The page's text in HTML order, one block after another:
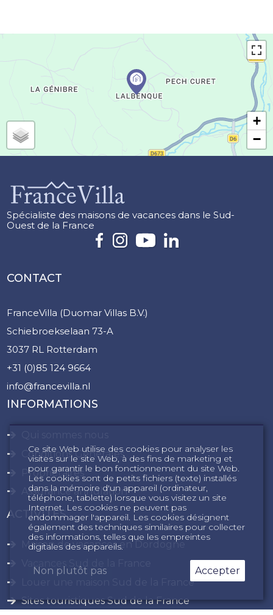
+
−
Spécialiste des maisons de vacances dans le Sud-
Ouest de la France
CONTACT
FranceVilla (Duomar Villas B.V.)
Schiebroekselaan 73-A
3037 RL Rotterdam
+31 (0)85 124 9664
info@francevilla.nl
INFORMATIONS
Conditions Générales
Propriétaires
Assurance annulation
ACTIVITÉS
Maison de vacances en Dordogne
Vacances Sud de la France
Louer une maison Sud de la France
Sites touristiques Sud de la France
Ce site Web utilise des cookies pour analyser les
visites sur le site Web, à des fins de marketing et
pour garantir le bon fonctionnement du site Web.
Les cookies sont de petits fichiers (texte) installés
dans la mémoire d'un appareil (ordinateur,
téléphone, tablette) lorsque vous visitez un site
Internet. Les cookies ne peuvent pas
endommager l'appareil. Les cookies désignent
également des techniques similaires pour collecter
des informations, telles que les empreintes
digitales des appareils.
Non plutôt pas Accepter